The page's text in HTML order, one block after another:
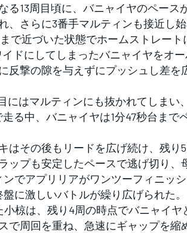
る13周目頃に、バニャイヤのペース
、さらに3番手マルティンも接近し始
で近づいた状態でホームストレー
ドにしてしまったバニャイヤをオ
反撃の隙を与えずにプッシュし差を
にはマルティンにも抜かれてしまい
る中、バニャイヤは1分47秒台まで
はその後もリードを広げ続け、残り
ップも安定したペースで逃げ切り、
でアプリリアがワンツーフィニッシ
に激しいバトルが繰り広げられた。
椋は、残り4周の時点でバニャイヤ
で周回を重ね、急速にギャップを縮